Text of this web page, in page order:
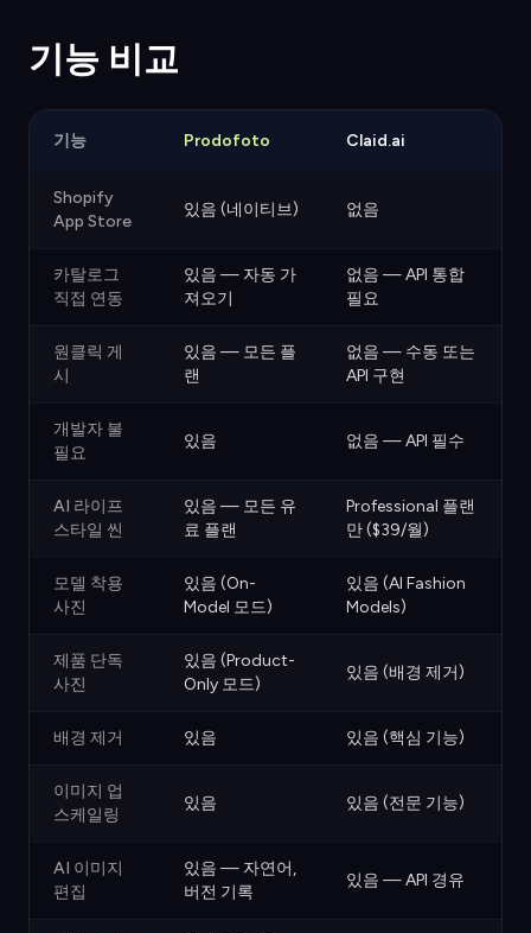
기능 비교
기능 Prodofoto Claid.ai
Shopify
App Store
있음 (네이티브) 없음
카탈로그
직접 연동
있음 — 자동 가
져오기
없음 — API 통합
필요
원클릭 게
시
있음 — 모든 플
랜
없음 — 수동 또는
API 구현
개발자 불
필요
있음 없음 — API 필수
AI 라이프
스타일 씬
있음 — 모든 유
료 플랜
Professional 플랜
만 ($39/월)
모델 착용
사진
있음 (On-
Model 모드)
있음 (AI Fashion
Models)
제품 단독
사진
있음 (Product-
Only 모드)
있음 (배경 제거)
배경 제거 있음 있음 (핵심 기능)
이미지 업
스케일링
있음 있음 (전문 기능)
AI 이미지
편집
있음 — 자연어,
버전 기록
있음 — API 경유